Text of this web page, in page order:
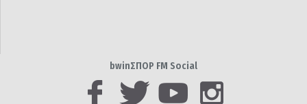
bwinΣΠΟΡ FM Social